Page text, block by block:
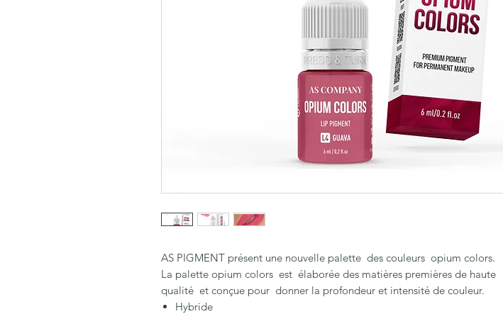
AS PIGMENT présent une nouvelle palette des couleurs opium colors.
La palette opium colors est élaborée des matières premières de haute
qualité et conçue pour donner la profondeur et intensité de couleur.
Hybride